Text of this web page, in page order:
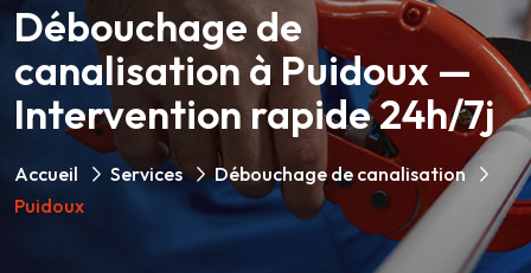
Débouchage de
canalisation à Puidoux —
Intervention rapide 24h/7j
Accueil Services
Débouchage de canalisation
Puidoux